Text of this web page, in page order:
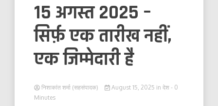
15 अगस्त 2025 –
सिर्फ़ एक तारीख नहीं,
एक जिम्मेदारी है
निशाकांत शर्मा (सहसंपादक) August 15, 2025 in देश - 0
Minutes